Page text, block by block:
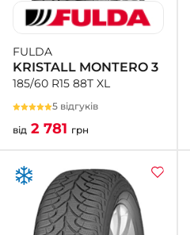
FULDA
KRISTALL MONTERO 3
185/60 R15 88T XL
5 відгуків
від 2 781 грн